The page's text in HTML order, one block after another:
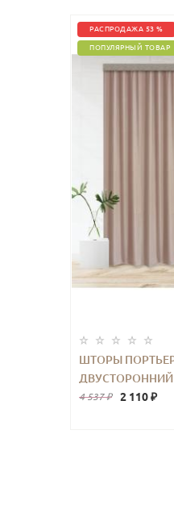
РАСПРОДАЖА 53 %
ПОПУЛЯРНЫЙ ТОВАР
ШТОРЫ
ДВУСТОРОННИЙ
2ШТ.
4 537 ₽ 2 110 ₽